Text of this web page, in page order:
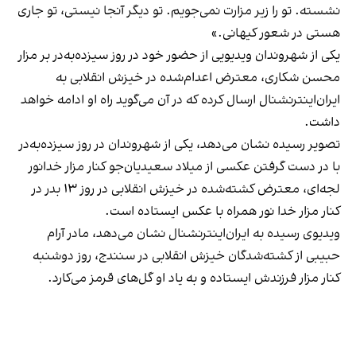
نشسته. تو را زیر مزارت نمی‌جویم. تو دیگر آنجا نیستی، تو جاری
هستی در شعور کیهانی.»
یکی از شهروندان ویدیویی از حضور خود در روز سیزده‌به‌در بر مزار
محسن شکاری، معترض اعدام‌شده در خیزش انقلابی به
ایران‌اینترنشنال ارسال کرده که در آن می‌گوید راه او ادامه خواهد
داشت.
تصویر رسیده نشان می‌دهد، یکی از شهروندان در روز سیزده‌به‌در
با در دست گرفتن عکسی از میلاد سعیدیان‌جو کنار مزار خدانور
لجه‌ای، معترض کشته‌شده در خیزش انقلابی در روز ۱۳ بدر در
کنار مزار خدا نور همراه با عکس ایستاده است.
ویدیوی رسیده به ایران‌اینترنشنال نشان می‌دهد، مادر آرام
حبیبی از کشته‌شدگان خیزش انقلابی در سنندج، روز دوشنبه
کنار مزار فرزندش ایستاده و به یاد او گل‌های قرمز می‌کارد.